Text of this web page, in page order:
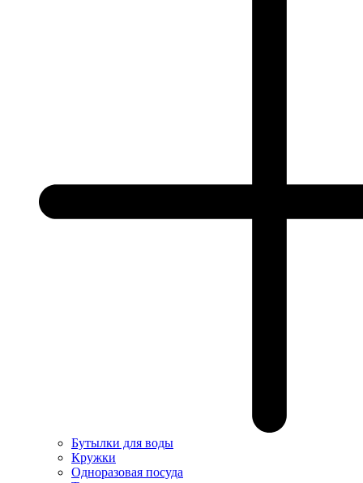
Бутылки для воды
Кружки
Одноразовая посуда